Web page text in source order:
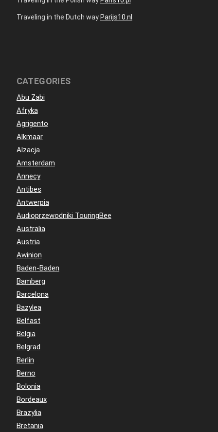
Traveling in the Dutch way Parijs10.nl
CATEGORIES
Abu Zabi
Afryka
Agrigento
Alkmaar
Alzacja
Amsterdam
Annecy
Antibes
Antwerpia
Audioprzewodniki TouringBee
Australia
Austria
Awinion
Baden-Baden
Bamberg
Barcelona
Bazylea
Belfast
Belgia
Belgrad
Berlin
Berno
Bolonia
Bordeaux
Brazylia
Bretania